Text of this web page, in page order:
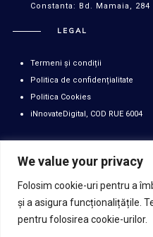
We value your privacy
Folosim cookie-uri pentru a
și a asigura funcționalițățile.
pentru folosirea cookie-urilor.
Constanta: Bd. Mamaia, 284
LEGAL
Termeni și condiții
Politica de confidențialitate
Politica Cookies
iNnovateDigital, COD RUE 6004
Conținutul acestui material nu
a Uniunii Europene sau a Guvernului